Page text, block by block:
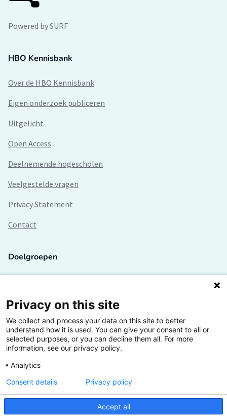
Powered by SURF
HBO Kennisbank
Over de HBO Kennisbank
Eigen onderzoek publiceren
Uitgelicht
Open Access
Deelnemende hogescholen
Veelgestelde vragen
Privacy Statement
Contact
Doelgroepen
Lectoren en onderzoekers
Bedrijven
Hogescholen
De grootste kennisbank van het HBO
Privacy on this site
We collect and process your data on this site to better
understand how it is used. You can give your consent to all or
selected purposes, or you can decline them all. For more
information, see our privacy policy.
Analytics
Accept all
Consent details Privacy policy